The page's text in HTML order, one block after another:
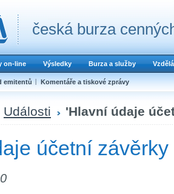
česká burza
on-line Výsledky Burza a služby
emitentů Komentáře a tiskové zprávy
Události 'Hlavní údaje
účetní